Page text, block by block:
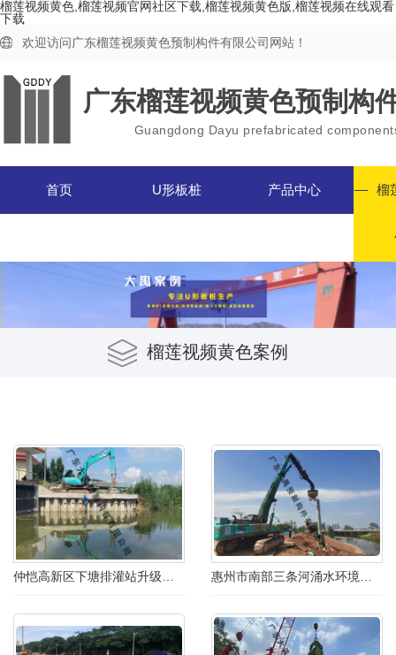
榴莲视频黄色,榴莲视频官网社区下载,榴莲视频黄色版,榴莲视频在线观看
下载
欢迎访问广东榴莲视频黄色预制构件有限公司网站！
广东榴莲视频黄色预制构
Guangdong Dayu prefabricated
首页 U形板桩 产品中心 榴
榴莲视频黄色案例